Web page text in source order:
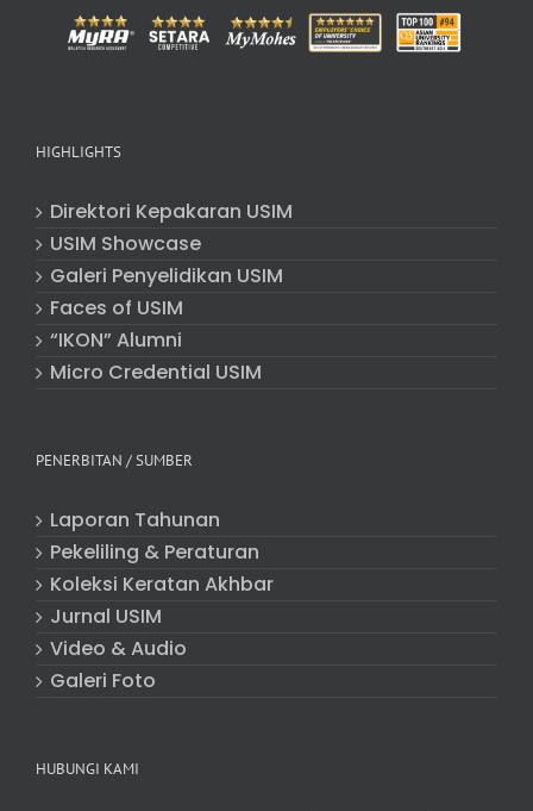
HIGHLIGHTS
Direktori Kepakaran USIM
USIM Showcase
Galeri Penyelidikan USIM
Faces of USIM
“IKON” Alumni
Micro Credential USIM
PENERBITAN / SUMBER
Laporan Tahunan
Pekeliling & Peraturan
Koleksi Keratan Akhbar
Jurnal USIM
Video & Audio
Galeri Foto
HUBUNGI KAMI